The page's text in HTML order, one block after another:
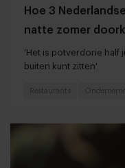
Hoe 3
natte zomer
‘Het is potverdorie half
buiten kunt zitten'
Restaurants